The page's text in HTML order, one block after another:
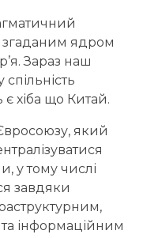
згаданим ядром
Зараз наш
є хіба що Китай.
який
у тому числі
завдяки
інформаційним